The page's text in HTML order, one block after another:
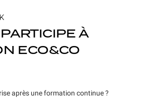
À
ECO&CO
après une formation continue ?